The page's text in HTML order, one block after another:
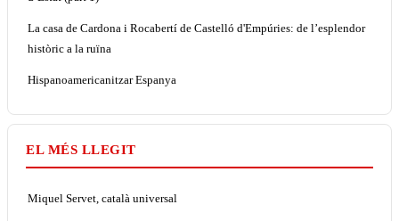
La casa de Cardona i Rocabertí de Castelló d'Empúries: de l’esplendor
històric a la ruïna
Hispanoamericanitzar Espanya
EL MÉS LLEGIT
Miquel Servet, català universal